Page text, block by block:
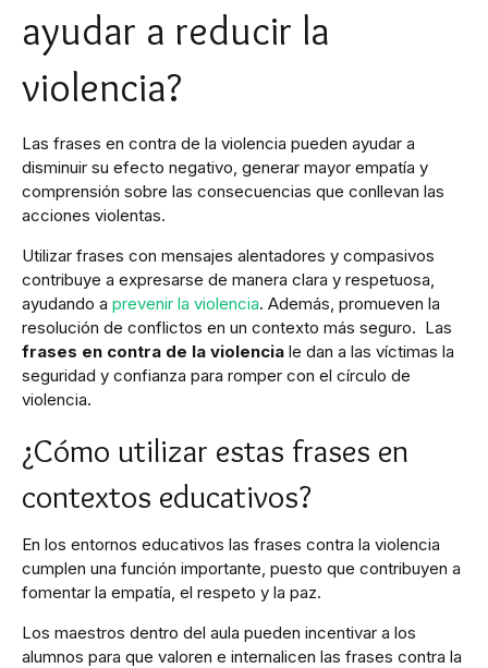
ayudar a reducir la
violencia?
Las frases en contra de la violencia pueden ayudar a
disminuir su efecto negativo, generar mayor empatía y
comprensión sobre las consecuencias que conllevan las
acciones violentas.
Utilizar frases con mensajes alentadores y compasivos
contribuye a expresarse de manera clara y respetuosa,
ayudando a prevenir la violencia. Además, promueven la
resolución de conflictos en un contexto más seguro. Las
frases en contra de la violencia le dan a las víctimas la
seguridad y confianza para romper con el círculo de
violencia.
¿Cómo utilizar estas frases en
contextos educativos?
En los entornos educativos las frases contra la violencia
cumplen una función importante, puesto que contribuyen a
fomentar la empatía, el respeto y la paz.
Los maestros dentro del aula pueden incentivar a los
alumnos para que valoren e internalicen las frases contra la